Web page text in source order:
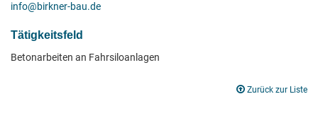
info@birkner-bau.de
Tätigkeitsfeld
Betonarbeiten an Fahrsiloanlagen
Zurück zur Liste